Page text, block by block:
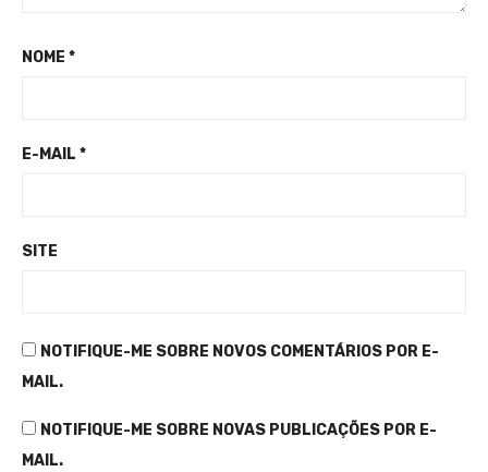
NOME *
E-MAIL *
SITE
NOTIFIQUE-ME SOBRE NOVOS COMENTÁRIOS POR E-
MAIL.
NOTIFIQUE-ME SOBRE NOVAS PUBLICAÇÕES POR E-
MAIL.